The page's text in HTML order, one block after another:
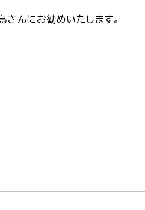
さんにお勧めいたします。